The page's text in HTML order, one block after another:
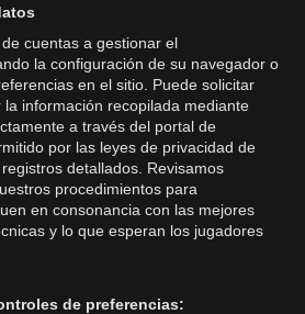
cuentas a gestionar el
la configuración de su navegador o
en el sitio. Puede solicitar
información recopilada mediante
a través del portal de
por las leyes de privacidad de
detallados. Revisamos
procedimientos para
en consonancia con las mejores
y lo que esperan los jugadores
de preferencias: